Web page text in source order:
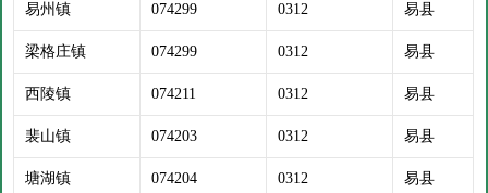
易州镇 074299 0312 易县
梁格庄镇 074299 0312 易县
西陵镇 074211 0312 易县
裴山镇 074203 0312 易县
塘湖镇 074204 0312 易县